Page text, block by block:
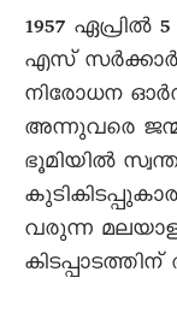
1957
എസ് സർക്കാർ
നിരോധന
അന്നുവരെ
ഭൂമിയിൽ
വരുന്ന